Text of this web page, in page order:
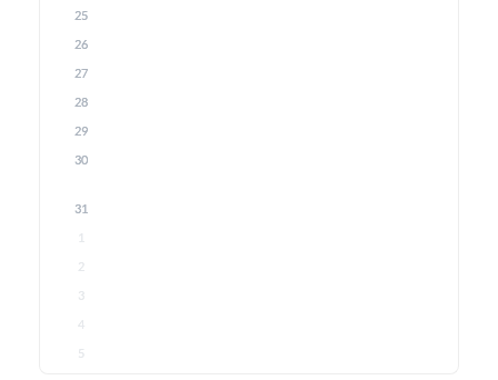
25
26
27
28
29
30
31
1
2
3
4
5